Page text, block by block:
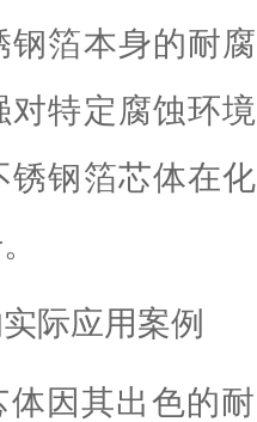
钢箔本身的耐
对特定腐蚀环
锈钢箔芯体在
际应用案例
体因其出色的